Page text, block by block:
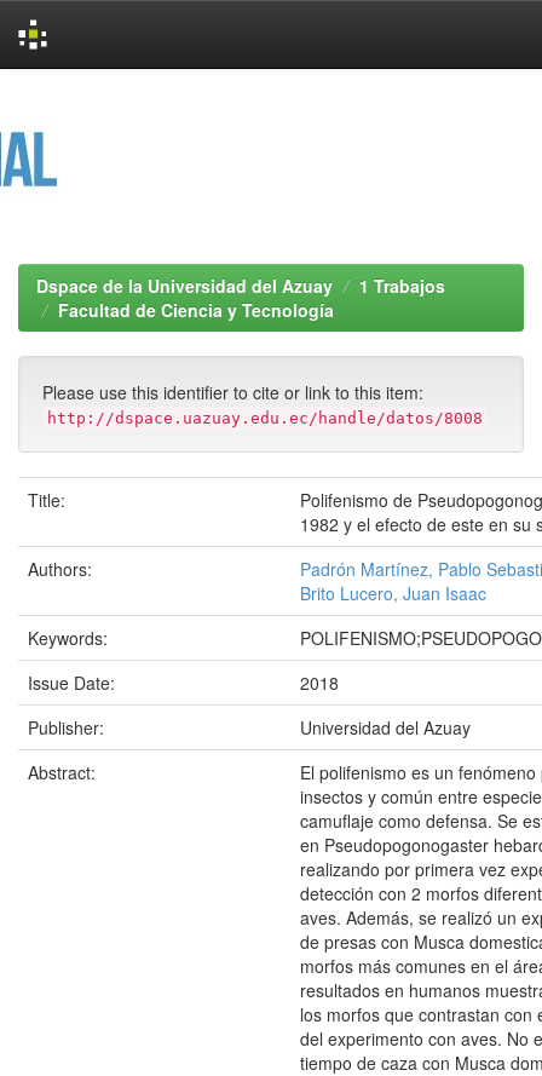
Dspace de la Universidad del Azuay
1 Trabajos
Facultad de Ciencia y Tecnología
Please use this identifier to cite or link to this item:
http://dspace.uazuay.edu.ec/handle/datos/8008
Title:
Polifenismo de
1982 y el efecto de este en su
Authors:
Padrón Martínez, Pablo
Brito Lucero, Juan Isaac
Keywords:
Issue Date:
2018
Publisher:
Universidad del Azuay
Abstract:
El polifenismo es un
insectos y común entre
camuflaje como defensa. Se
en Pseudopogonogaster
realizando por primera vez
detección con 2 morfos
aves. Además, se realizó un
de presas con Musca
morfos más comunes en el
resultados en humanos
los morfos que contrastan con
del experimento con aves. No
tiempo de caza con Musca